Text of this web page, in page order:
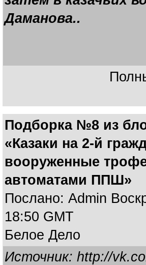
Даманова..
Подборка №8 из
«Казаки на 2-й
вооруженные
автоматами ППШ»
Послано: Admin
18:50 GMT
Белое Дело
Источник: http://